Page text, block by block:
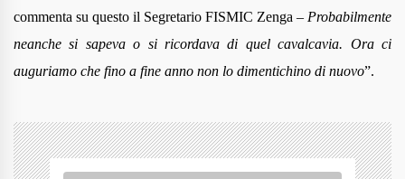
commenta su questo il Segretario FISMIC Zenga – Probabilmente
neanche si sapeva o si ricordava di quel cavalcavia. Ora ci
auguriamo che fino a fine anno non lo dimentichino di nuovo”.